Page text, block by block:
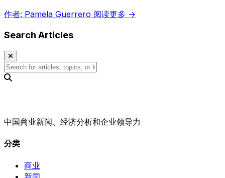
列第一。
作者: Pamela Guerrero 阅读更多 →
Search Articles
中国商业新闻、经济分析和企业领导力
分类
商业